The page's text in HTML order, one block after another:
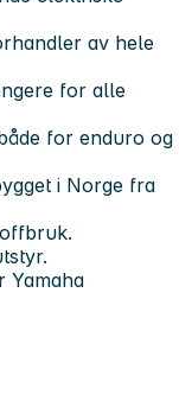
av hele
for alle
for enduro og
i Norge fra
Yamaha